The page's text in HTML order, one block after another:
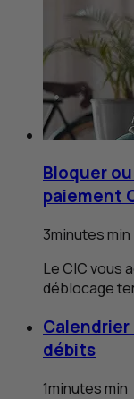
Bloquer
paiement
3minutesmin
LeCICvous
déblocage
Calendrier
débits
1minutesmin